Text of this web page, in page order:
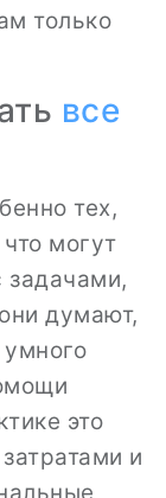
только
все
тех,
могут
задачами,
думают,
умного
это
и